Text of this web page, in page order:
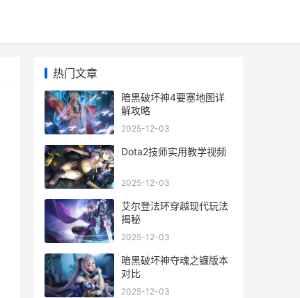
热门文章
暗黑破坏神4要塞地图详
解攻略
2025-12-03
Dota2技师实用教学视频
2025-12-03
艾尔登法环穿越现代玩法
揭秘
2025-12-03
暗黑破坏神夺魂之镰版本
对比
2025-12-03